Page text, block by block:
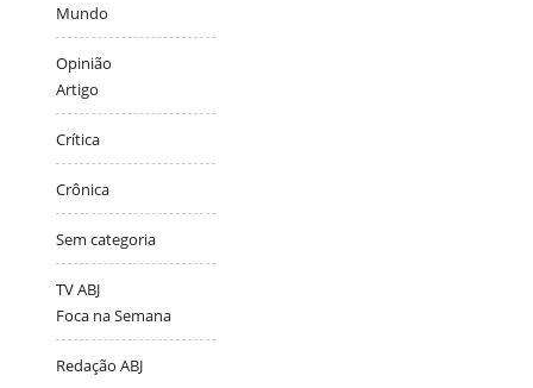
Mundo
Opinião
Artigo
Crítica
Crônica
Sem categoria
TV ABJ
Foca na Semana
Redação ABJ